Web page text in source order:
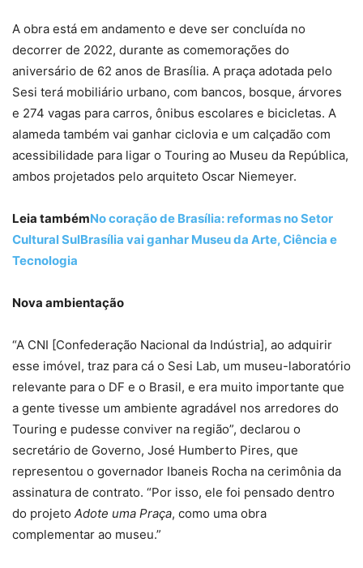
A obra está em andamento e deve ser concluída no
decorrer de 2022, durante as comemorações do
aniversário de 62 anos de Brasília. A praça adotada pelo
Sesi terá mobiliário urbano, com bancos, bosque, árvores
e 274 vagas para carros, ônibus escolares e bicicletas. A
alameda também vai ganhar ciclovia e um calçadão com
acessibilidade para ligar o Touring ao Museu da República,
ambos projetados pelo arquiteto Oscar Niemeyer.
Leia tambémNo coração de Brasília: reformas no Setor
Cultural SulBrasília vai ganhar Museu da Arte, Ciência e
Tecnologia
Nova ambientação
“A CNI [Confederação Nacional da Indústria], ao adquirir
esse imóvel, traz para cá o Sesi Lab, um museu-laboratório
relevante para o DF e o Brasil, e era muito importante que
a gente tivesse um ambiente agradável nos arredores do
Touring e pudesse conviver na região”, declarou o
secretário de Governo, José Humberto Pires, que
representou o governador Ibaneis Rocha na cerimônia da
assinatura de contrato. “Por isso, ele foi pensado dentro
do projeto Adote uma Praça, como uma obra
complementar ao museu.”